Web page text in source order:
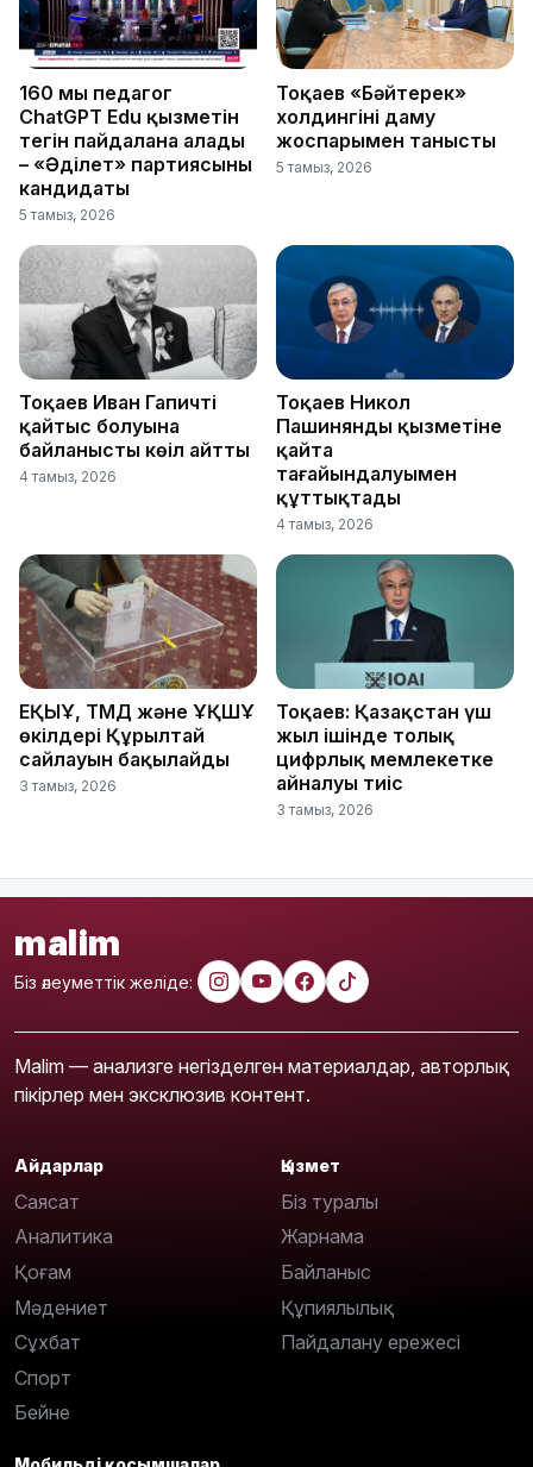
160 мың педагог
ChatGPT Edu қызметін
тегін пайдалана алады
– «Әділет» партиясының
кандидаты
5 тамыз, 2026
Тоқаев «Бәйтерек»
холдингінің даму
жоспарымен танысты
5 тамыз, 2026
Тоқаев Иван Гапичтің
қайтыс болуына
байланысты көңіл айтты
4 тамыз, 2026
Тоқаев Никол
Пашинянды қызметіне
қайта
тағайындалуымен
құттықтады
4 тамыз, 2026
ЕҚЫҰ, ТМД және ҰҚШҰ
өкілдері Құрылтай
сайлауын бақылайды
3 тамыз, 2026
Тоқаев: Қазақстан үш
жыл ішінде толық
цифрлық мемлекетке
айналуы тиіс
3 тамыз, 2026
malim
Біз әлеуметтік желіде:
Malim — анализге негізделген материалдар, авторлық
пікірлер мен эксклюзив контент.
Айдарлар
Саясат
Аналитика
Қоғам
Мәдениет
Сұхбат
Спорт
Бейне
Қызмет
Біз туралы
Жарнама
Байланыс
Құпиялылық
Пайдалану ережесі